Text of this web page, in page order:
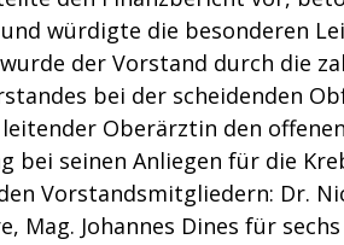
würdigte die besonderen
der Vorstand durch die
bei der scheidenden
Oberärztin den
bei seinen Anliegen für die
Vorstandsmitgliedern: Dr.
Mag. Johannes Dines für